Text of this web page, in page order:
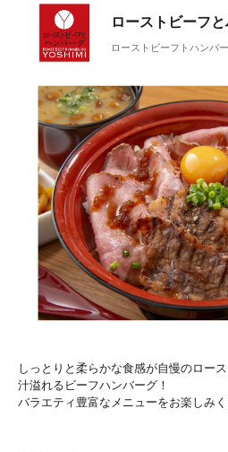
JP
ローストビーフ
ローストビーフトハンバ
しっとりと柔らかな食感が自慢のロー
汁溢れるビーフハンバーグ！
バラエティ豊富なメニューをお楽しみく